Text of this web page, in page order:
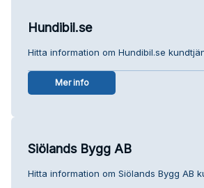
Hundibil.se
Hitta information om Hundibil.se
Mer info
Siölands Bygg AB
Hitta information om Siölands Bygg AB